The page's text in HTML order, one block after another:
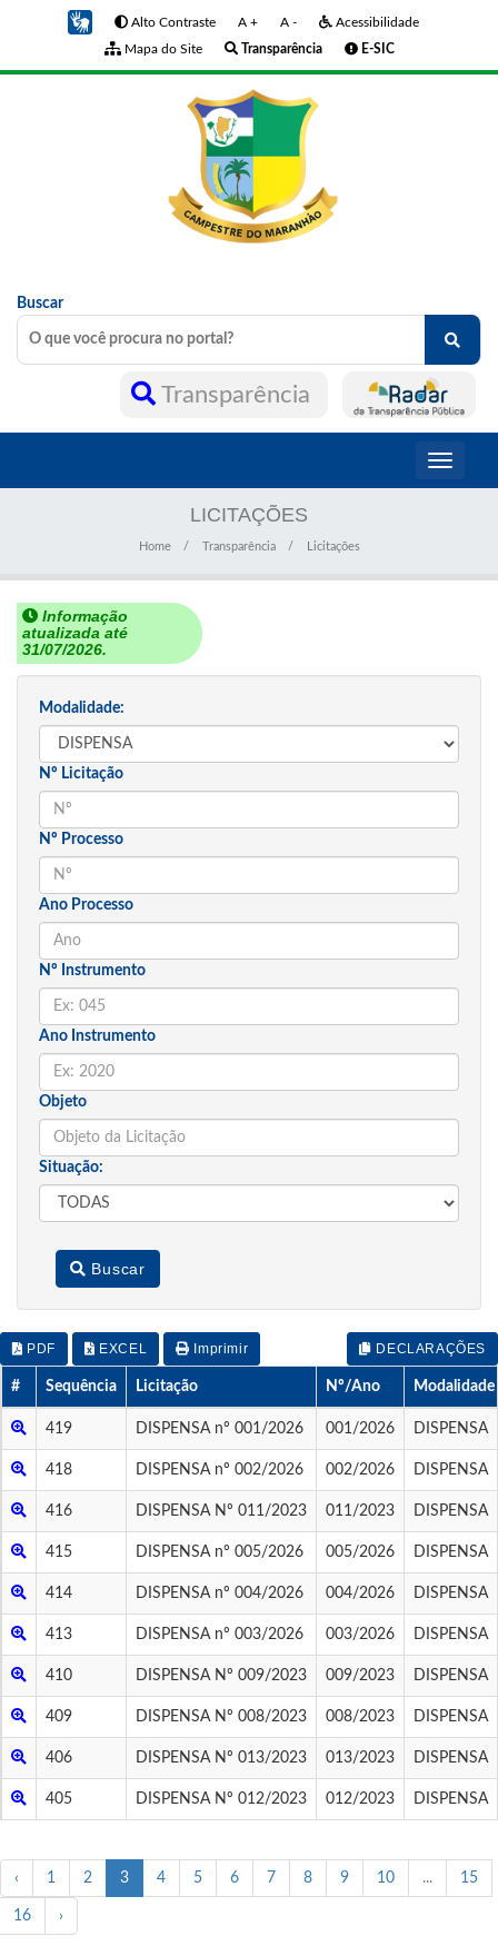
Alto Contraste A + A -
Acessibilidade
Mapa do Site
Transparência E-SIC
Buscar
Transparência
Toggle
LICITAÇÕES
Home Transparência Licitações
Informação
atualizada até
31/07/2026.
Modalidade:
Nº Licitação
Nº Processo
Ano Processo
Nº Instrumento
Ano Instrumento
Objeto
Situação:
Buscar
PDF EXCEL Imprimir DECLARAÇÕES
# Sequência Licitação Nº/Ano Modalidade
419 DISPENSA nº 001/2026 001/2026 DISPENSA
418 DISPENSA nº 002/2026 002/2026 DISPENSA
416 DISPENSA Nº 011/2023 011/2023 DISPENSA
415 DISPENSA nº 005/2026 005/2026 DISPENSA
414 DISPENSA nº 004/2026 004/2026 DISPENSA
413 DISPENSA nº 003/2026 003/2026 DISPENSA
410 DISPENSA Nº 009/2023 009/2023 DISPENSA
409 DISPENSA Nº 008/2023 008/2023 DISPENSA
406 DISPENSA Nº 013/2023 013/2023 DISPENSA
405 DISPENSA Nº 012/2023 012/2023 DISPENSA
‹ 1 2 3 4 5 6 7 8 9 10 ... 15
16 ›